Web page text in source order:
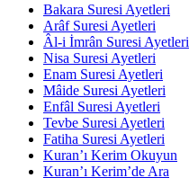
Bakara Suresi Ayetleri
Arâf Suresi Ayetleri
Âl-i İmrân Suresi Ayetleri
Nisa Suresi Ayetleri
Enam Suresi Ayetleri
Mâide Suresi Ayetleri
Enfâl Suresi Ayetleri
Tevbe Suresi Ayetleri
Fatiha Suresi Ayetleri
Kuran’ı Kerim Okuyun
Kuran’ı Kerim’de Ara